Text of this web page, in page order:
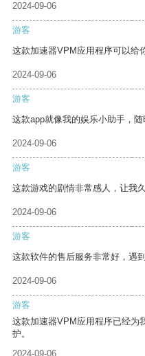
2024-09-06
游客
这款加速器VPM应用程序可以给
2024-09-06
游客
这款app就像我的娱乐小助手，随
2024-09-06
游客
这款游戏的剧情非常感人，让我
2024-09-06
游客
这款软件的售后服务非常好，遇
2024-09-06
游客
这款加速器VPM应用程序已经为
护。
2024-09-06